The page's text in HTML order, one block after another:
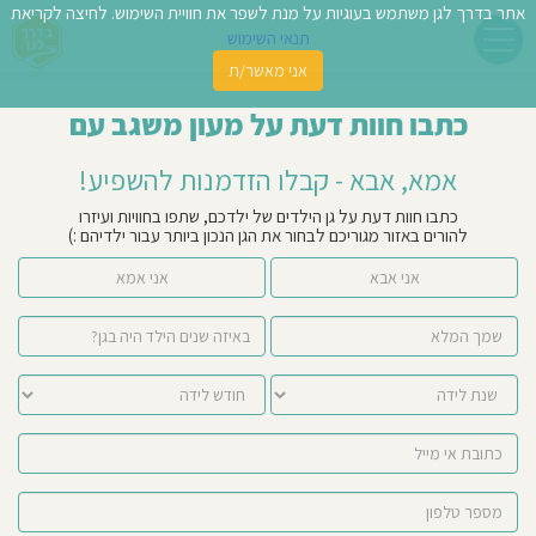
כתבו חוות דעת על מעון משגב עם
אמא, אבא - קבלו הזדמנות להשפיע!
כתבו חוות דעת על גן הילדים של ילדכם, שתפו בחוויות ועיזרו
להורים באזור מגוריכם לבחור את הגן הנכון ביותר עבור ילדיהם :)
אני אמא אני אבא
אתר בדרך לגן משתמש בעוגיות על מנת לשפר את חוויית השימוש. לחיצה לקריאת
תנאי השימוש
אני מאשר/ת